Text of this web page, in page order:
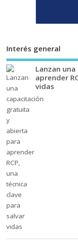
Interés general
Lanzan
aprender
vidas